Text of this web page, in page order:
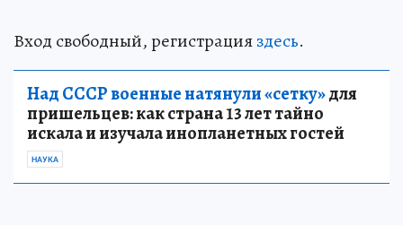
Вход свободный, регистрацияздесь.
Над СССР военные натянули «сетку»для
пришельцев: как страна 13 лет тайно
искала и изучала инопланетных гостей
НАУКА